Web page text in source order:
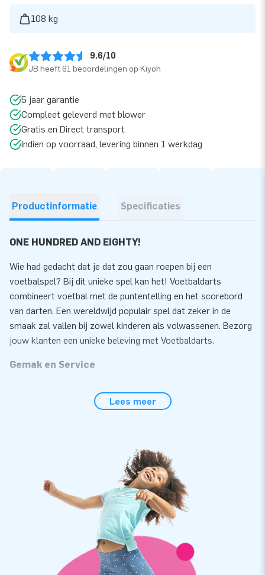
108 kg
9.6/10
JB heeft 61 beoordelingen op Kiyoh
5 jaar garantie
Compleet geleverd met blower
Gratis en Direct transport
Indien op voorraad, levering binnen 1 werkdag
Productinformatie Specificaties
ONE HUNDRED AND EIGHTY!
Wie had gedacht dat je dat zou gaan roepen bij een
voetbalspel? Bij dit unieke spel kan het! Voetbaldarts
combineert voetbal met de puntentelling en het scorebord
van darten. Een wereldwijd populair spel dat zeker in de
smaak zal vallen bij zowel kinderen als volwassenen. Bezorg
jouw klanten een unieke beleving met Voetbaldarts.
Gemak en Service
op. Bijvoorbeeld tijdens clubdagen, promodagen of als
het dartbord, zodat je gemakkelijk de score bij kunt houden.
Nadat alle voetballen geschoten zijn kun je met het
bijgeleverde netje de ballen van het bord halen en is de
volgende speler aan de beurt.
Dit 5 meter hoge opblaasbare dartbord is eenvoudig te
transporteren door het compact opgerolde formaat. Het
kussen wordt geleverd inclusief blower,
verankeringsmateriaal, een transportzak en een duidelijke
handleiding. Ook wordt er een set met 3 ballen meegeleverd,
Lees meer